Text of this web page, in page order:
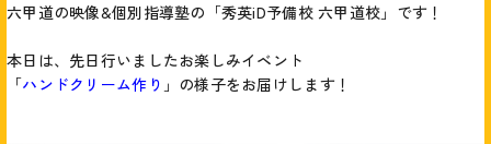
六甲道の映像&個別指導塾の「秀英iD予備校 六甲道校」です！
本日は、先日行いましたお楽しみイベント
「ハンドクリーム作り 」の様子をお届けします！